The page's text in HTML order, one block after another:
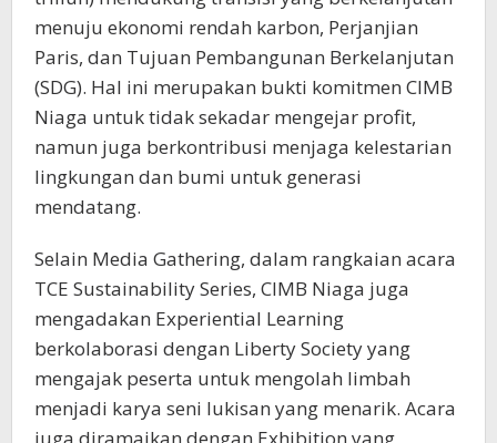
menuju ekonomi rendah karbon, Perjanjian
Paris, dan Tujuan Pembangunan Berkelanjutan
(SDG). Hal ini merupakan bukti komitmen CIMB
Niaga untuk tidak sekadar mengejar profit,
namun juga berkontribusi menjaga kelestarian
lingkungan dan bumi untuk generasi
mendatang.
Selain Media Gathering, dalam rangkaian acara
TCE Sustainability Series, CIMB Niaga juga
mengadakan Experiential Learning
berkolaborasi dengan Liberty Society yang
mengajak peserta untuk mengolah limbah
menjadi karya seni lukisan yang menarik. Acara